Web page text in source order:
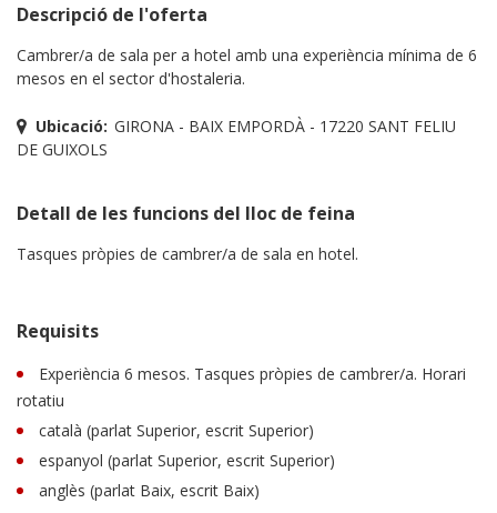
Descripció de l'oferta
Cambrer/a de sala per a hotel amb una experiència mínima de 6
mesos en el sector d'hostaleria.
Ubicació: GIRONA - BAIX EMPORDÀ - 17220 SANT FELIU
DE GUIXOLS
Detall de les funcions del lloc de feina
Tasques pròpies de cambrer/a de sala en hotel.
Requisits
Experiència 6 mesos. Tasques pròpies de cambrer/a. Horari
rotatiu
català (parlat Superior, escrit Superior)
espanyol (parlat Superior, escrit Superior)
anglès (parlat Baix, escrit Baix)